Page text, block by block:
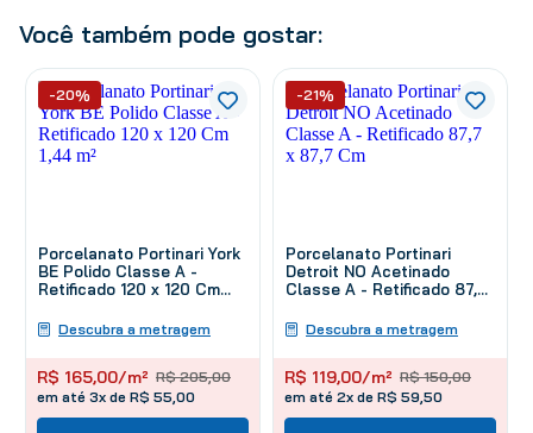
Você também pode gostar:
Porcelanato Portinari York
BE Polido Classe A -
Retificado 120 x 120 Cm
Descubra a metragem
R$ 205,00
R$ 165,00/m²
em até 3x de R$ 55,00
-20%
Porcelanato Portinari
Detroit NO Acetinado
Classe A - Retificado 87,7
Descubra a metragem
R$ 150,00
R$ 119,00/m²
em até 2x de R$ 59,50
-21%